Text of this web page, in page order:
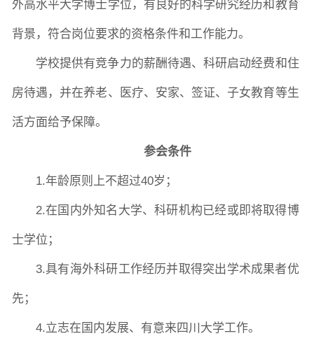
外高水平大学博士学位，有良好的科学研究经历和教育
背景，符合岗位要求的资格条件和工作能力。
学校提供有竞争力的薪酬待遇、科研启动经费和住
房待遇，并在养老、医疗、安家、签证、子女教育等生
活方面给予保障。
参会条件
1.年龄原则上不超过40岁；
2.在国内外知名大学、科研机构已经或即将取得博
士学位；
3.具有海外科研工作经历并取得突出学术成果者优
先；
4.立志在国内发展、有意来四川大学工作。